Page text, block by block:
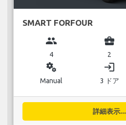
SMART FORFOUR
group
4
business_center
2
miscellaneous_services
Manual
login
3 ドア
詳細表示...